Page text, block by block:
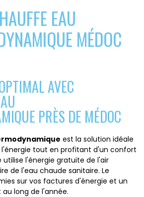
EAU
MÉDOC
AVEC
PRÈS DE MÉDOC
est la solution idéale
tout en profitant d'un confort
l'énergie gratuite de l'air
de l'eau chaude sanitaire. Le
sur vos factures d'énergie et un
long de l'année.